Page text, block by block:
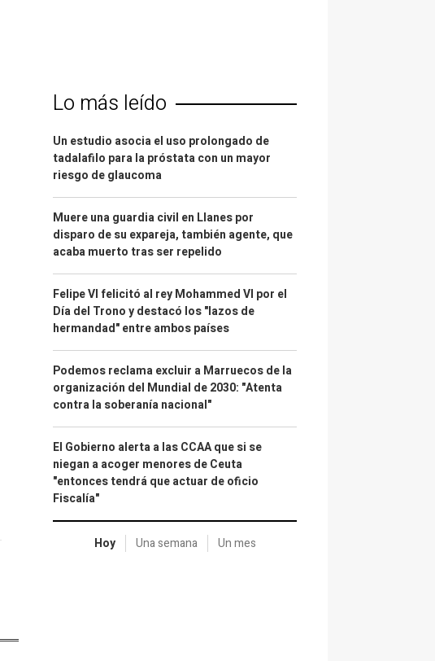
Lo más leído
Un estudio asocia el uso prolongado de
tadalafilo para la próstata con un mayor
riesgo de glaucoma
Muere una guardia civil en Llanes por
disparo de su expareja, también agente, que
acaba muerto tras ser repelido
Felipe VI felicitó al rey Mohammed VI por el
Día del Trono y destacó los "lazos de
hermandad" entre ambos países
Podemos reclama excluir a Marruecos de la
organización del Mundial de 2030: "Atenta
contra la soberanía nacional"
El Gobierno alerta a las CCAA que si se
niegan a acoger menores de Ceuta
"entonces tendrá que actuar de oficio
Fiscalía"
Hoy Una semana Un mes